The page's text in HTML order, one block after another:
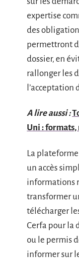
expertise
des
permettront
dossier, en
rallonger les
l’acceptation
A lire aussi :
Uni :
La
un accès
informations
transformer
télécharger
Cerfa pour la
ou le permis
informer sur